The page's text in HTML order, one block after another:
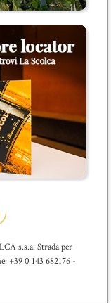
s.s.a. Strada per
+39 0 143 682176 -